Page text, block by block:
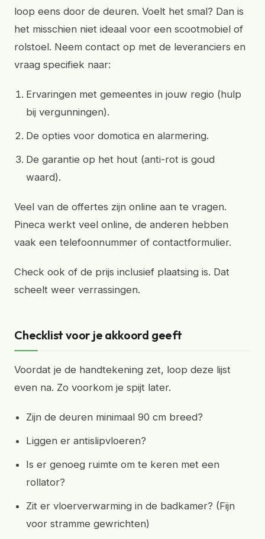
loop eens door de deuren. Voelt het smal? Dan is
het misschien niet ideaal voor een scootmobiel of
rolstoel. Neem contact op met de leveranciers en
vraag specifiek naar:
Ervaringen met gemeentes in jouw regio (hulp
bij vergunningen).
De opties voor domotica en alarmering.
De garantie op het hout (anti-rot is goud
waard).
Veel van de offertes zijn online aan te vragen.
Pineca werkt veel online, de anderen hebben
vaak een telefoonnummer of contactformulier.
Check ook of de prijs inclusief plaatsing is. Dat
scheelt weer verrassingen.
Checklist voor je akkoord geeft
Voordat je de handtekening zet, loop deze lijst
even na. Zo voorkom je spijt later.
Zijn de deuren minimaal 90 cm breed?
Liggen er antislipvloeren?
Is er genoeg ruimte om te keren met een
rollator?
Zit er vloerverwarming in de badkamer? (Fijn
voor stramme gewrichten)